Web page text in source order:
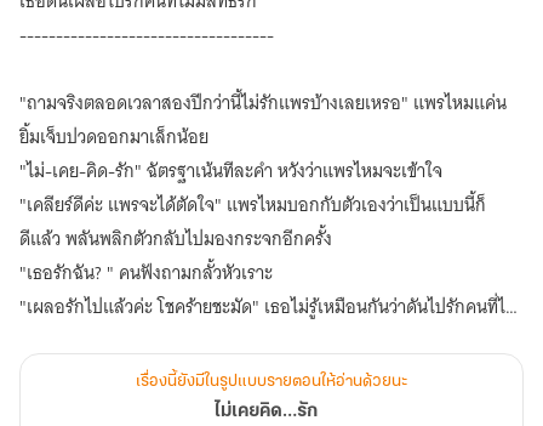
-----------------------------------
"ถามจริงตลอดเวลาสองปีกว่านี้ไม่รักแพรบ้างเลยเหรอ" แพรไหมแค่น
ยิ้มเจ็บปวดออกมาเล็กน้อย
"ไม่-เคย-คิด-รัก" ฉัตรฐาเน้นทีละคำ หวังว่าแพรไหมจะเข้าใจ
"เคลียร์ดีค่ะ แพรจะได้ตัดใจ" แพรไหมบอกกับตัวเองว่าเป็นแบบนี้ก็
ดีแล้ว พลันพลิกตัวกลับไปมองกระจกอีกครั้ง
"เธอรักฉัน? " คนฟังถามกลั้วหัวเราะ
"เผลอรักไปแล้วค่ะ โชคร้ายชะมัด" เธอไม่รู้เหมือนกันว่าดันไปรักคนที่ไม่
เธอกลายเป็นที่ชังของญาติๆ แม้กระทั่งน้องสาวของตัวเอง
จะสุข จะทุกข์ เธอก็มีเขารับฟัง แม้เขาจะไม่อยากฟังก็ตาม
เรื่องนี้ยังมีในรูปแบบรายตอนให้อ่านด้วยนะ
ไม่เคยคิด…รัก